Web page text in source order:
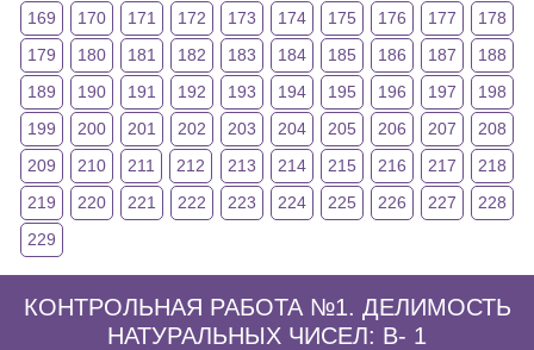
169
170 171 172 173 174 175 176 177
178
179
180 181 182 183 184 185 186 187
188
189
190 191 192 193 194 195 196 197
198
199
200 201 202 203 204 205 206 207
208
209
210 211 212 213 214 215 216 217
218
219
220 221 222 223 224 225 226 227
228
229
КОНТРОЛЬНАЯ РАБОТА №1. ДЕЛИМОСТЬ
НАТУРАЛЬНЫХ ЧИСЕЛ: В- 1